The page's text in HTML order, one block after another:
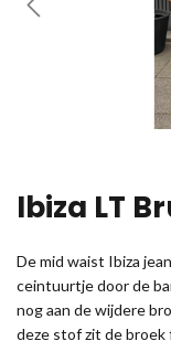
Ibiza LT
De mid waist Ibiza
ceintuurtje door de
nog aan de wijdere
deze stof zit de